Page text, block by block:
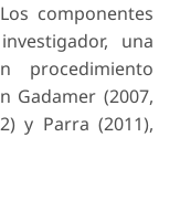
componentes
una
procedimiento
Gadamer (2007,
y Parra (2011),